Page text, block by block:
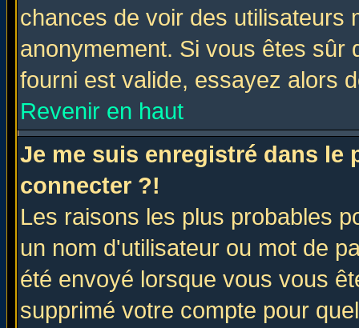
chances de voir des utilisateurs
anonymement. Si vous êtes sûr
fourni est valide, essayez alors
Revenir en haut
Je me suis enregistré dans le
connecter ?!
Les raisons les plus probables
un nom d'utilisateur ou mot de
été envoyé lorsque vous vous
supprimé votre compte pour